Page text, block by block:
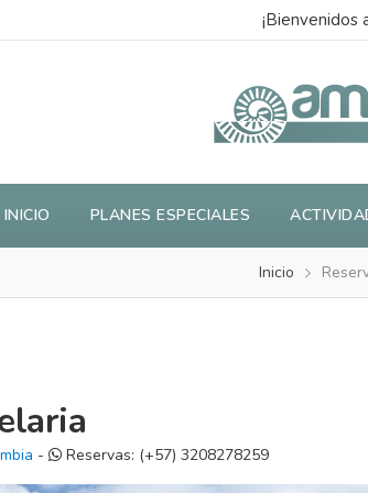
¡Bienvenidos
INICIO PLANES ESPECIALES
Inicio
- Reservas: (+57) 3208278259